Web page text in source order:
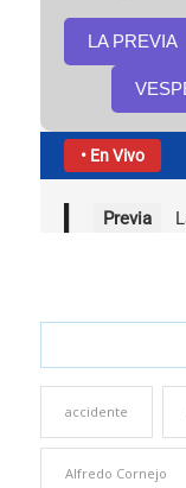
accidente
Alfredo Cornejo